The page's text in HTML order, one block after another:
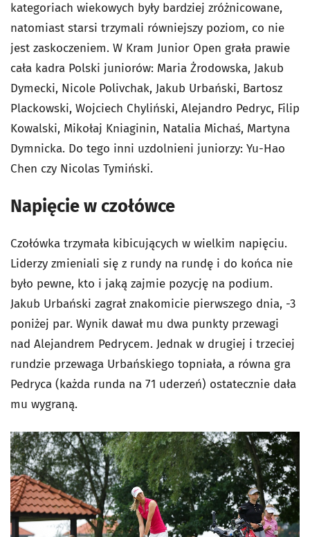
kategoriach wiekowych były bardziej zróżnicowane,
natomiast starsi trzymali równiejszy poziom, co nie
jest zaskoczeniem. W Kram Junior Open grała prawie
cała kadra Polski juniorów: Maria Żrodowska, Jakub
Dymecki, Nicole Polivchak, Jakub Urbański, Bartosz
Plackowski, Wojciech Chyliński, Alejandro Pedryc, Filip
Kowalski, Mikołaj Kniaginin, Natalia Michaś, Martyna
Dymnicka. Do tego inni uzdolnieni juniorzy: Yu-Hao
Chen czy Nicolas Tymiński.
Napięcie w czołówce
Czołówka trzymała kibicujących w wielkim napięciu.
Liderzy zmieniali się z rundy na rundę i do końca nie
było pewne, kto i jaką zajmie pozycję na podium.
Jakub Urbański zagrał znakomicie pierwszego dnia, -3
poniżej par. Wynik dawał mu dwa punkty przewagi
nad Alejandrem Pedrycem. Jednak w drugiej i trzeciej
rundzie przewaga Urbańskiego topniała, a równa gra
Pedryca (każda runda na 71 uderzeń) ostatecznie dała
mu wygraną.